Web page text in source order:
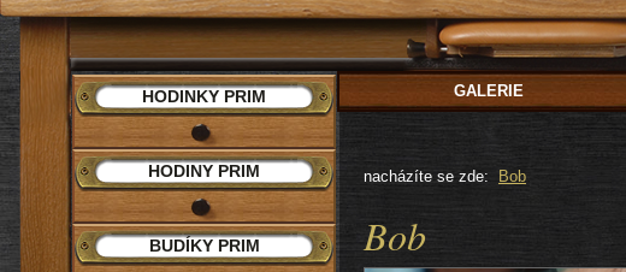
nacházíte se zde: Bob
Bob
GALERIE
HODINKY PRIM
HODINY PRIM
BUDÍKY PRIM